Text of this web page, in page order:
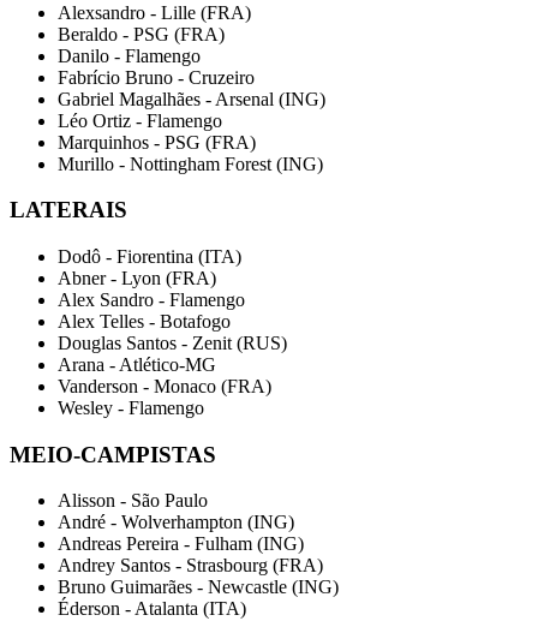
Alexsandro - Lille (FRA)
Beraldo - PSG (FRA)
Danilo - Flamengo
Fabrício Bruno - Cruzeiro
Gabriel Magalhães - Arsenal (ING)
Léo Ortiz - Flamengo
Marquinhos - PSG (FRA)
Murillo - Nottingham Forest (ING)
LATERAIS
Dodô - Fiorentina (ITA)
Abner - Lyon (FRA)
Alex Sandro - Flamengo
Alex Telles - Botafogo
Douglas Santos - Zenit (RUS)
Arana - Atlético-MG
Vanderson - Monaco (FRA)
Wesley - Flamengo
MEIO-CAMPISTAS
Alisson - São Paulo
André - Wolverhampton (ING)
Andreas Pereira - Fulham (ING)
Andrey Santos - Strasbourg (FRA)
Bruno Guimarães - Newcastle (ING)
Éderson - Atalanta (ITA)